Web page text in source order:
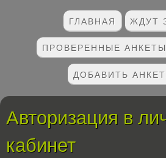
ГЛАВНАЯ ЖДУТ
ПРОВЕРЕННЫЕ АНКЕТЫ
ДОБАВИТЬ
Авторизация в
кабинет